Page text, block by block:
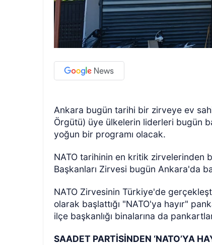
Ankara bugün tarihi bir zirveye ev
Örgütü) üye ülkelerin liderleri bugün
yoğun bir programı olacak.
NATO tarihinin en kritik zirvelerinden
Başkanları Zirvesi bugün Ankara'da
NATO Zirvesinin Türkiye'de
olarak başlattığı "NATO'ya hayır"
ilçe başkanlığı binalarına da pankartlar
SAADET PARTİSİNDEN ‘NATO’YA